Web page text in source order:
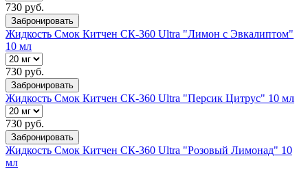
730 руб.
Забронировать
Жидкость Смок Китчен СК-360 Ultra "Лимон с Эвкалиптом"
10 мл
730 руб.
Забронировать
Жидкость Смок Китчен СК-360 Ultra "Персик Цитрус" 10 мл
730 руб.
Забронировать
Жидкость Смок Китчен СК-360 Ultra "Розовый Лимонад" 10
мл